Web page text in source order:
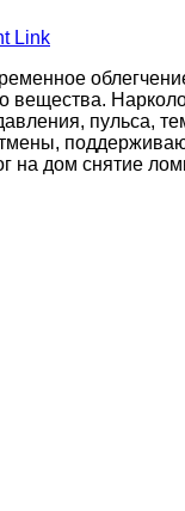
Link
вещества.
пульса,
на дом снятие